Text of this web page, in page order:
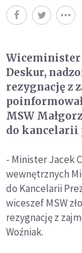
Wiceminister
Deskur,
rezygnację z
MSW
do kancelarii
- Minister Jacek
wewnętrznych
do Kancelarii
wiceszef MSW
rezygnację z
Woźniak.